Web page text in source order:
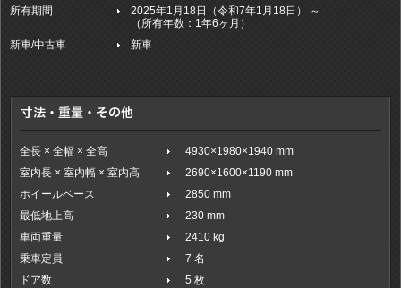
所有期間
2025年1月18日（令和7年1月18日） ～
（所有年数：1年6ヶ月）
新車/中古車
新車
全長 × 全幅 × 全高
4930×1980×1940 mm
室内長 × 室内幅 × 室内高
2690×1600×1190 mm
ホイールベース
2850 mm
最低地上高
230 mm
車両重量
2410 kg
乗車定員
7 名
ドア数
5 枚